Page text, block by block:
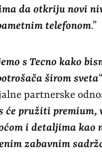
da otkriju novi
telefonom.”
s Tecno kako
širom sveta
partnerske
će pružiti
i detaljima
zabavnim